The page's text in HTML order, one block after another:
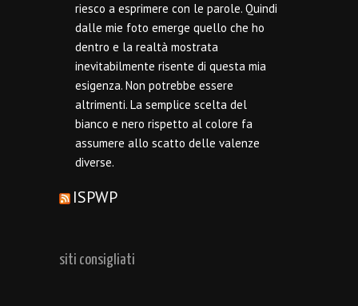
riesco a esprimere con le parole. Quindi
dalle mie foto emerge quello che ho
dentro e la realtà mostrata
inevitabilmente risente di questa mia
esigenza. Non potrebbe essere
altrimenti. La semplice scelta del
bianco e nero rispetto al colore fa
assumere allo scatto delle valenze
diverse.
ISPWP
siti consigliati